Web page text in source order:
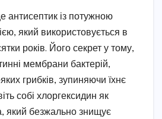
антисептик із потужною
який використовується в
років. Його секрет у тому,
мембрани бактерій,
грибків, зупиняючи їхнє
собі хлоргексидин як
який безжально знищує